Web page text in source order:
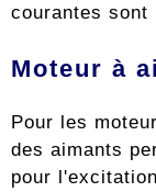
courantes sont
Moteur à
Pour les
des aimants
pour